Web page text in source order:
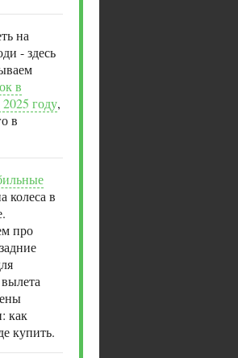
на
- здесь
в
году,
в
колеса в
про
как
купить.